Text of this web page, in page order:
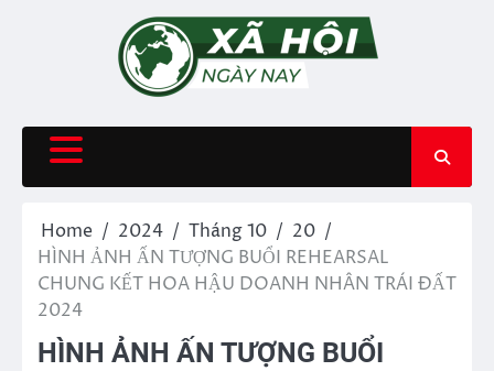
Home 2024 Tháng 10
20
HÌNH ẢNH ẤN TƯỢNG BUỔI REHEARSAL
CHUNG KẾT HOA HẬU DOANH NHÂN TRÁI ĐẤT
2024
HÌNH ẢNH ẤN TƯỢNG BUỔI